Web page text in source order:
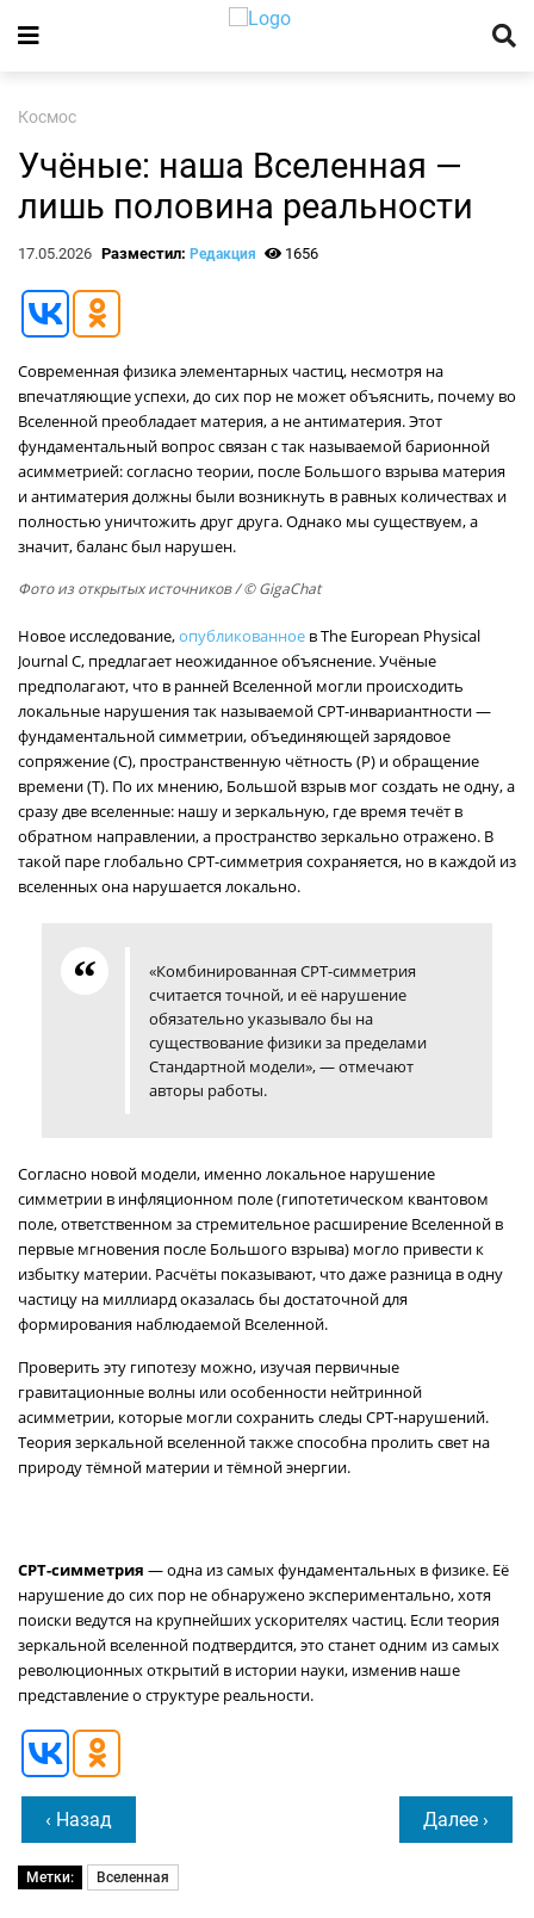
Космос
Учёные: наша Вселенная —
лишь половина реальности
17.05.2026 Разместил: Редакция 1656
Современная физика элементарных частиц, несмотря на
впечатляющие успехи, до сих пор не может объяснить, почему во
Вселенной преобладает материя, а не антиматерия. Этот
фундаментальный вопрос связан с так называемой барионной
асимметрией: согласно теории, после Большого взрыва материя
и антиматерия должны были возникнуть в равных количествах и
полностью уничтожить друг друга. Однако мы существуем, а
значит, баланс был нарушен.
Фото из открытых источников/ © GigaChat
Новое исследование,опубликованное в The European Physical
Journal C, предлагает неожиданное объяснение. Учёные
предполагают, что в ранней Вселенной могли происходить
локальные нарушения так называемой CPT-инвариантности —
фундаментальной симметрии, объединяющей зарядовое
сопряжение (C), пространственную чётность (P) и обращение
времени (T). По их мнению, Большой взрыв мог создать не одну, а
сразу две вселенные: нашу и зеркальную, где время течёт в
обратном направлении, а пространство зеркально отражено. В
такой паре глобально CPT-симметрия сохраняется, но в каждой из
вселенных она нарушается локально.
«Комбинированная CPT-симметрия
считается точной, и её нарушение
обязательно указывало бы на
существование физики за пределами
Стандартной модели», — отмечают
авторы работы.
Согласно новой модели, именно локальное нарушение
симметрии в инфляционном поле (гипотетическом квантовом
поле, ответственном за стремительное расширение Вселенной в
первые мгновения после Большого взрыва) могло привести к
избытку материи. Расчёты показывают, что даже разница в одну
частицу на миллиард оказалась бы достаточной для
формирования наблюдаемой Вселенной.
Проверить эту гипотезу можно, изучая первичные
гравитационные волны или особенности нейтринной
асимметрии, которые могли сохранить следы CPT-нарушений.
Теория зеркальной вселенной также способна пролить свет на
природу тёмной материи и тёмной энергии.
CPT-симметрия — одна из самых фундаментальных в физике. Её
нарушение до сих пор не обнаружено экспериментально, хотя
поиски ведутся на крупнейших ускорителях частиц. Если теория
зеркальной вселенной подтвердится, это станет одним из самых
революционных открытий в истории науки, изменив наше
представление о структуре реальности.
‹ Назад Далее ›
Метки: Вселенная